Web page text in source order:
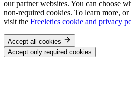
our partner websites. You can choose
non-required cookies. To learn more,
visit the Freeletics cookie and privacy
Accept all cookies
Accept only required cookies